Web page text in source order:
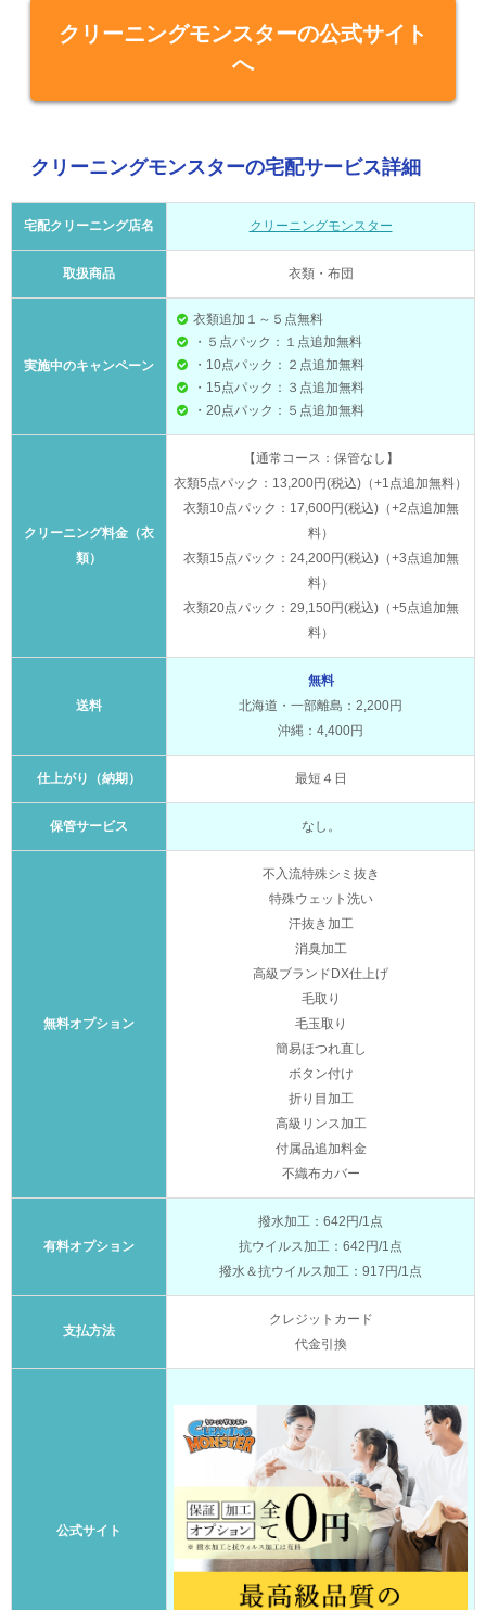
クリーニングモンスターの公式サイト
へ
クリーニングモンスターの宅配サービス詳細
宅配クリーニング店名 クリーニングモンスター
取扱商品 衣類・布団
実施中のキャンペーン
衣類追加１～５点無料
・５点パック：１点追加無料
・10点パック：２点追加無料
・15点パック：３点追加無料
・20点パック：５点追加無料
クリーニング料金（衣
類）
【通常コース：保管なし】
衣類5点パック：13,200円(税込)（+1点追加無料）
衣類10点パック：17,600円(税込)（+2点追加無
料）
衣類15点パック：24,200円(税込)（+3点追加無
料）
衣類20点パック：29,150円(税込)（+5点追加無
料）
送料
無料
北海道・一部離島：2,200円
沖縄：4,400円
仕上がり（納期） 最短４日
保管サービス なし。
無料オプション
不入流特殊シミ抜き
特殊ウェット洗い
汗抜き加工
消臭加工
高級ブランドDX仕上げ
毛取り
毛玉取り
簡易ほつれ直し
ボタン付け
折り目加工
高級リンス加工
付属品追加料金
不織布カバー
有料オプション
撥水加工：642円/1点
抗ウイルス加工：642円/1点
撥水＆抗ウイルス加工：917円/1点
支払方法
クレジットカード
代金引換
公式サイト